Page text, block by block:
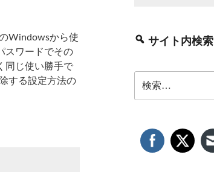
Windowsから使
スワードでその
同じ使い勝手で
する設定方法の
サイト内検索
索: